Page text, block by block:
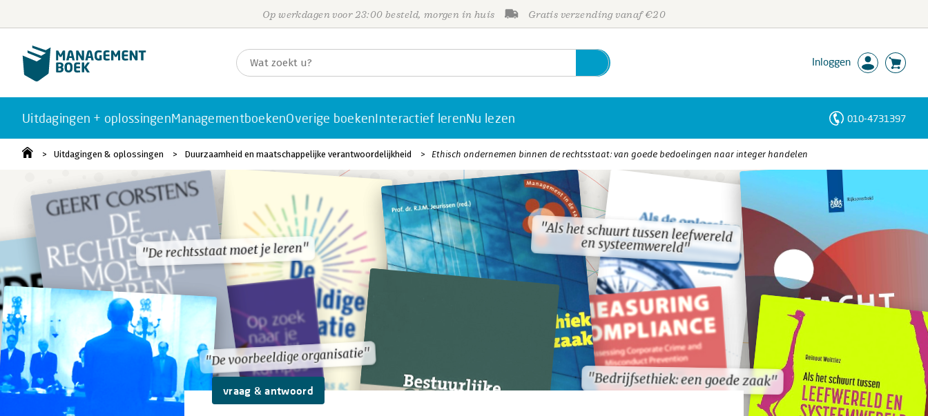
Op werkdagen voor 23:00 besteld, morgen in huis Gratis verzending vanaf €20
Inloggen
Uitdagingen + oplossingenManagementboekenOverige boekenInteractief lerenNu lezen 010-4731397
Uitdagingen & oplossingen Duurzaamheid en maatschappelijke verantwoordelijkheid Ethisch ondernemen binnen de rechtsstaat: van goede bedoelingen naar integer handelen
"De rechtsstaat moet je leren"
"Als het schuurt tussen leefwereld
en systeemwereld"
"De voorbeeldige organisatie"
"Bedrijfsethiek: een goede zaak"
"De rechtsstaat moet je leren"
"Als het schuurt tussen leefwereld
en systeemwereld"
"De voorbeeldige organisatie"
"Bedrijfsethiek: een goede zaak"
vraag & antwoord
Personen
Trefwoorden